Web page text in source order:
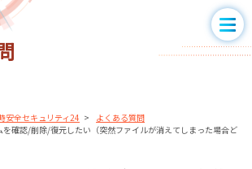
安全セキュリティ24
よくある質問
を確認/削除/復元したい（突然ファイルが消えてしまった場合ど